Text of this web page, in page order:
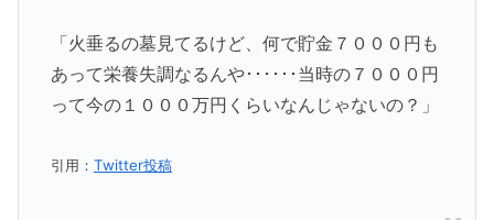
「火垂るの墓見てるけど、何で貯金７０００円も
あって栄養失調なるんや･･････当時の７０００円
って今の１０００万円くらいなんじゃないの？」
引用： Twitter投稿